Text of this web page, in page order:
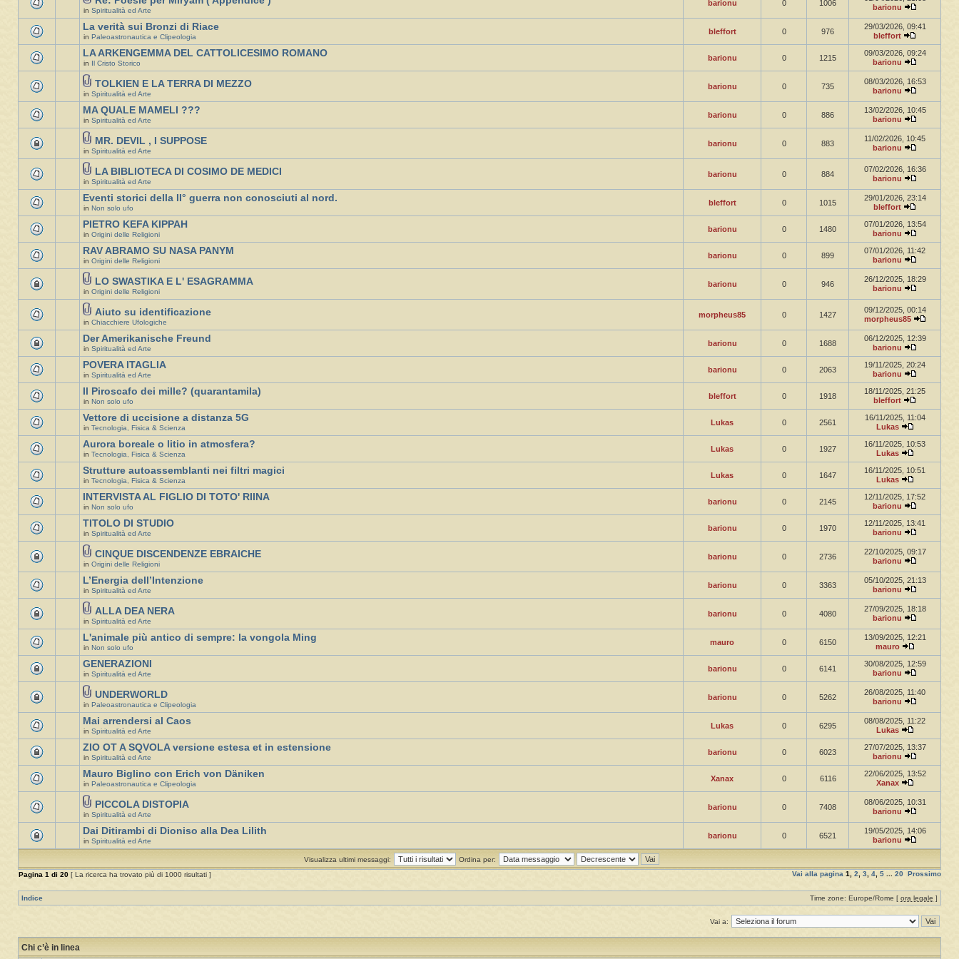
in Spiritualità ed Arte
barionu 0 1006
barionu
La verità sui Bronzi di Riace
in Paleoastronautica e Clipeologia
bleffort 0 976
29/03/2026, 09:41
bleffort
LA ARKENGEMMA DEL CATTOLICESIMO ROMANO
in Il Cristo Storico
barionu 0 1215
09/03/2026, 09:24
barionu
TOLKIEN E LA TERRA DI MEZZO
in Spiritualità ed Arte
barionu 0 735
08/03/2026, 16:53
barionu
MA QUALE MAMELI ???
in Spiritualità ed Arte
barionu 0 886
13/02/2026, 10:45
barionu
MR. DEVIL , I SUPPOSE
in Spiritualità ed Arte
barionu 0 883
11/02/2026, 10:45
barionu
LA BIBLIOTECA DI COSIMO DE MEDICI
in Spiritualità ed Arte
barionu 0 884
07/02/2026, 16:36
barionu
Eventi storici della II° guerra non conosciuti al nord.
in Non solo ufo
bleffort 0 1015
29/01/2026, 23:14
bleffort
PIETRO KEFA KIPPAH
in Origini delle Religioni
barionu 0 1480
07/01/2026, 13:54
barionu
RAV ABRAMO SU NASA PANYM
in Origini delle Religioni
barionu 0 899
07/01/2026, 11:42
barionu
LO SWASTIKA E L' ESAGRAMMA
in Origini delle Religioni
barionu 0 946
26/12/2025, 18:29
barionu
Aiuto su identificazione
in Chiacchiere Ufologiche
morpheus85 0 1427
09/12/2025, 00:14
morpheus85
Der Amerikanische Freund
in Spiritualità ed Arte
barionu 0 1688
06/12/2025, 12:39
barionu
POVERA ITAGLIA
in Spiritualità ed Arte
barionu 0 2063
19/11/2025, 20:24
barionu
Il Piroscafo dei mille? (quarantamila)
in Non solo ufo
bleffort 0 1918
18/11/2025, 21:25
bleffort
Vettore di uccisione a distanza 5G
in Tecnologia, Fisica & Scienza
Lukas 0 2561
16/11/2025, 11:04
Lukas
Aurora boreale o litio in atmosfera?
in Tecnologia, Fisica & Scienza
Lukas 0 1927
16/11/2025, 10:53
Lukas
Strutture autoassemblanti nei filtri magici
in Tecnologia, Fisica & Scienza
Lukas 0 1647
16/11/2025, 10:51
Lukas
INTERVISTA AL FIGLIO DI TOTO' RIINA
in Non solo ufo
barionu 0 2145
12/11/2025, 17:52
barionu
TITOLO DI STUDIO
in Spiritualità ed Arte
barionu 0 1970
12/11/2025, 13:41
barionu
CINQUE DISCENDENZE EBRAICHE
in Origini delle Religioni
barionu 0 2736
22/10/2025, 09:17
barionu
L’Energia dell’Intenzione
in Spiritualità ed Arte
barionu 0 3363
05/10/2025, 21:13
barionu
ALLA DEA NERA
in Spiritualità ed Arte
barionu 0 4080
27/09/2025, 18:18
barionu
L'animale più antico di sempre: la vongola Ming
in Non solo ufo
mauro 0 6150
13/09/2025, 12:21
mauro
GENERAZIONI
in Spiritualità ed Arte
barionu 0 6141
30/08/2025, 12:59
barionu
UNDERWORLD
in Paleoastronautica e Clipeologia
barionu 0 5262
26/08/2025, 11:40
barionu
Mai arrendersi al Caos
in Spiritualità ed Arte
Lukas 0 6295
08/08/2025, 11:22
Lukas
ZIO OT A SQVOLA versione estesa et in estensione
in Spiritualità ed Arte
barionu 0 6023
27/07/2025, 13:37
barionu
Mauro Biglino con Erich von Däniken
in Paleoastronautica e Clipeologia
Xanax 0 6116
22/06/2025, 13:52
Xanax
PICCOLA DISTOPIA
in Spiritualità ed Arte
barionu 0 7408
08/06/2025, 10:31
barionu
Dai Ditirambi di Dioniso alla Dea Lilith
in Spiritualità ed Arte
barionu 0 6521
19/05/2025, 14:06
barionu
Visualizza ultimi messaggi:
Ordina per:
Pagina 1 di 20 [ La ricerca ha trovato più di 1000 risultati ] Vai alla pagina 1, 2, 3, 4, 5 ... 20 Prossimo
Indice Time zone: Europe/Rome [ ora legale ]
Vai a:
Chi c’è in linea